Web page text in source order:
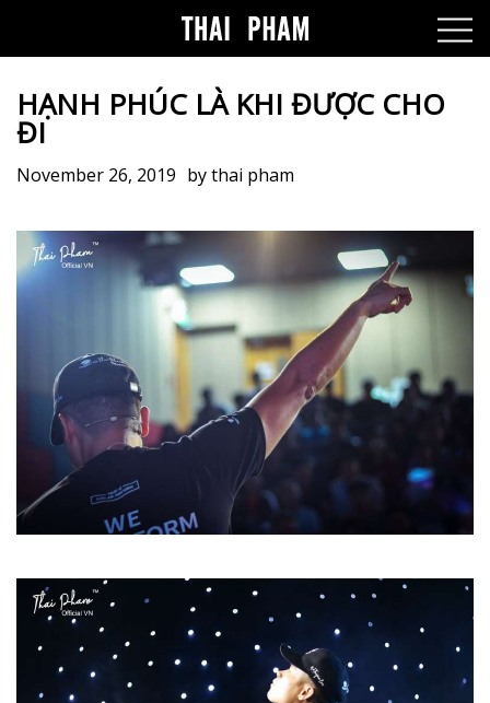
HẠNH PHÚC LÀ KHI ĐƯỢC CHO
ĐI
November 26, 2019 bythai pham